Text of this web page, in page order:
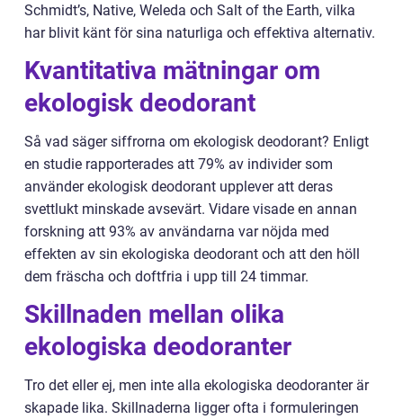
Schmidt’s, Native, Weleda och Salt of the Earth, vilka
har blivit känt för sina naturliga och effektiva alternativ.
Kvantitativa mätningar om
ekologisk deodorant
Så vad säger siffrorna om ekologisk deodorant? Enligt
en studie rapporterades att 79% av individer som
använder ekologisk deodorant upplever att deras
svettlukt minskade avsevärt. Vidare visade en annan
forskning att 93% av användarna var nöjda med
effekten av sin ekologiska deodorant och att den höll
dem fräscha och doftfria i upp till 24 timmar.
Skillnaden mellan olika
ekologiska deodoranter
Tro det eller ej, men inte alla ekologiska deodoranter är
skapade lika. Skillnaderna ligger ofta i formuleringen